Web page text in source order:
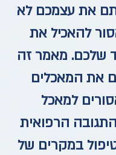
את עצמכם לא
להאכיל את
שלכם. מאמר זה
את המאכלים
למאכל
הרפואית
במקרים של